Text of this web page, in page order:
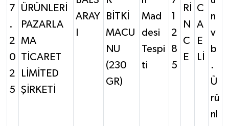
7
.
2
0
2
5
ÜRÜNLERİ
PAZARLA
MA
TİCARET
LİMİTED
ŞİRKETİ
ARAY
BİTKİ
MACU
NU
(230
GR)
Mad
desi
Tespi
ti
1
2
8
5
Rİ
N
C
E
C
A
E
Lİ
n
v
b
.
Ü
rü
nl